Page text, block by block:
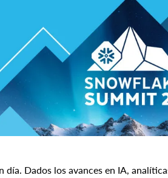
Dados los avances en IA,